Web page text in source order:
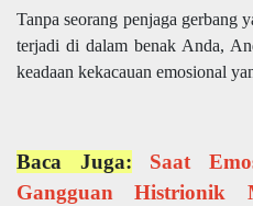
Tanpa seorang penjaga gerbang
terjadi di dalam benak Anda,
keadaan kekacauan emosional
Baca Juga: Saat
Gangguan Histrionik